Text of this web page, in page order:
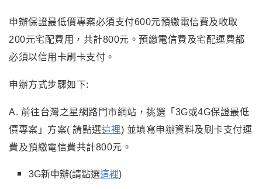
申辦保證最低價專案必須支付600元預繳電信費及收取
200元宅配費用，共計800元。預繳電信費及宅配運費都
必須以信用卡刷卡支付。
申辦方式步驟如下:
A. 前往台灣之星網路門市網站，挑選「3G或4G保證最低
價專案」方案( 請點選這裡) 並填寫申辦資料及刷卡支付運
費及預繳電信費共計800元 。
3G新申辦(請點選這裡)